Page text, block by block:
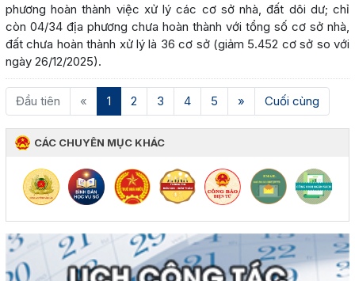
phương hoàn thành việc xử lý các cơ sở nhà, đất dôi dư; chỉ
còn 04/34 địa phương chưa hoàn thành với tổng số cơ sở nhà,
đất chưa hoàn thành xử lý là 36 cơ sở (giảm 5.452 cơ sở so với
ngày 26/12/2025).
Đầu tiên « 1 (current)
2 3 4 5 » Cuối cùng
CÁC CHUYÊN MỤC KHÁC